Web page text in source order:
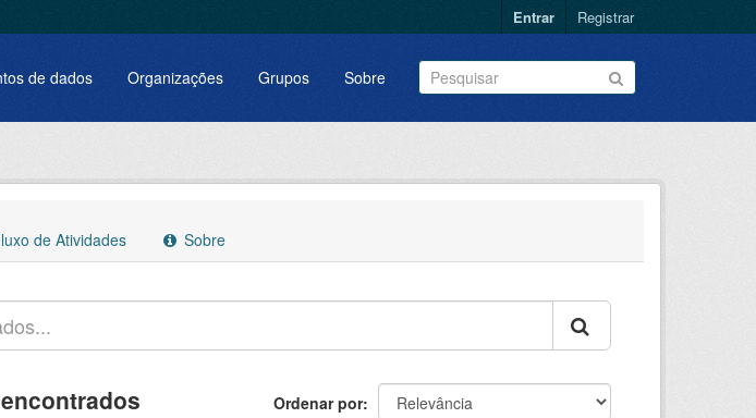
Entrar Registrar
de dados Organizações Grupos Sobre
de Atividades Sobre
Ordenar por